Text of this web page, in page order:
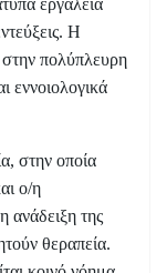
εργαλεία
Η
στην πολύπλευρη
εννοιολογικά
στην οποία
ο/η
ανάδειξη της
θεραπεία.